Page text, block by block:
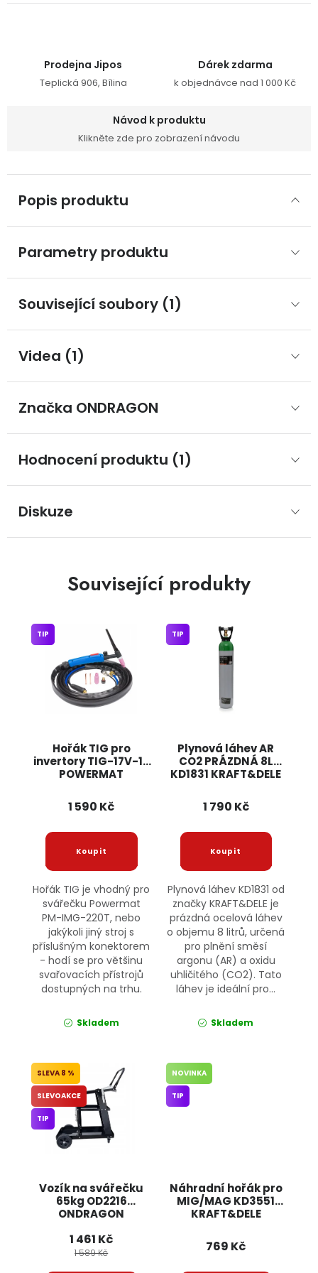
Prodejna Jipos
Teplická 906, Bílina
Dárek zdarma
k objednávce nad 1 000 Kč
Návod k produktu
Klikněte zde pro zobrazení návodu
Popis produktu
Parametry produktu
Související soubory (1)
Videa (1)
Značka ONDRAGON
Hodnocení produktu (1)
Diskuze
Související produkty
Hořák TIG pro
invertory TIG-17V-16
POWERMAT
TIP
1 590 Kč
Hořák TIG je vhodný pro
svářečku Powermat
PM-IMG-220T, nebo
jakýkoli jiný stroj s
příslušným konektorem
- hodí se pro většinu
svařovacích přístrojů
dostupných na trhu.
Skladem
Plynová láhev AR
CO2 PRÁZDNÁ 8L
KD1831 KRAFT&DELE
TIP
1 790 Kč
Plynová láhev KD1831 od
značky KRAFT&DELE je
prázdná ocelová láhev
o objemu 8 litrů, určená
pro plnění směsí
argonu (AR) a oxidu
uhličitého (CO2). Tato
láhev je ideální pro...
Skladem
Vozík na svářečku
65kg OD2216
ONDRAGON
8 %
SLEVOAKCE
TIP
1 461 Kč
1 589 Kč
Náhradní hořák pro
MIG/MAG KD3551
KRAFT&DELE
NOVINKA
TIP
769 Kč